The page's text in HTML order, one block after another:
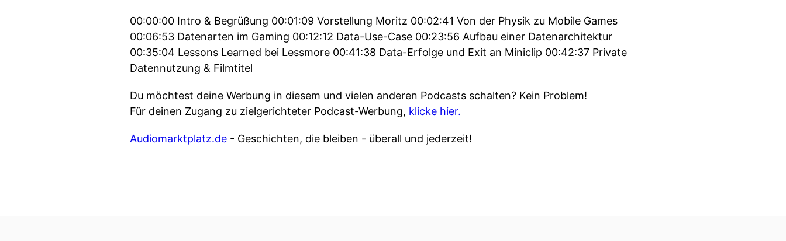
00:00:00 Intro & Begrüßung 00:01:09 Vorstellung Moritz 00:02:41 Von der Physik zu Mobile Games
00:06:53 Datenarten im Gaming 00:12:12 Data-Use-Case 00:23:56 Aufbau einer Datenarchitektur
00:35:04 Lessons Learned bei Lessmore 00:41:38 Data-Erfolge und Exit an Miniclip 00:42:37 Private
Datennutzung & Filmtitel
Du möchtest deine Werbung in diesem und vielen anderen Podcasts schalten? Kein Problem!
Für deinen Zugang zu zielgerichteter Podcast-Werbung, klicke hier.
Audiomarktplatz.de - Geschichten, die bleiben - überall und jederzeit!